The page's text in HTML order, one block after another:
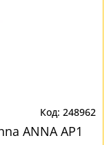
248962
ANNA AP1